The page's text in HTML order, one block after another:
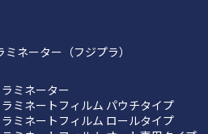
ミネーター（フジプラ）
ラミネーター
ラミネートフィルム パウチタイプ
ラミネートフィルム ロールタイプ